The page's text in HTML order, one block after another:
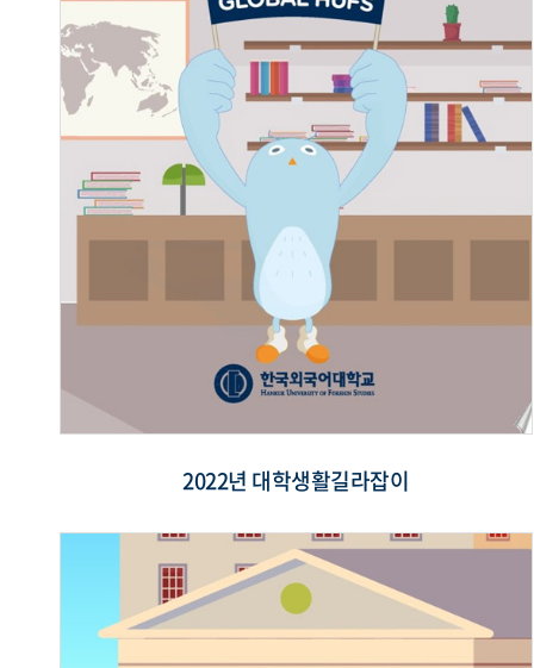
2022년 대학생활길라잡이